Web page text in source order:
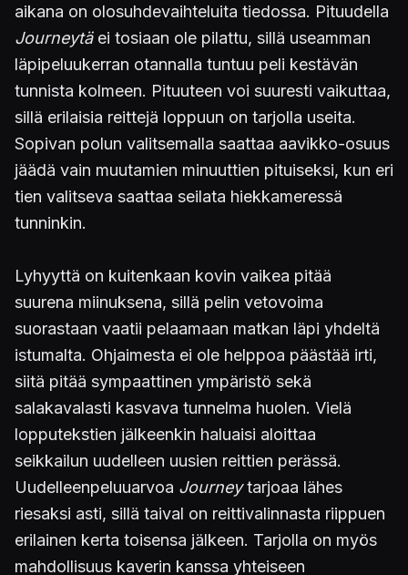
aikana on olosuhdevaihteluita tiedossa. Pituudella
Journeytäei tosiaan ole pilattu, sillä useamman
läpipeluukerran otannalla tuntuu peli kestävän
tunnista kolmeen. Pituuteen voi suuresti vaikuttaa,
sillä erilaisia reittejä loppuun on tarjolla useita.
Sopivan polun valitsemalla saattaa aavikko-osuus
jäädä vain muutamien minuuttien pituiseksi, kun eri
tien valitseva saattaa seilata hiekkameressä
tunninkin.
Lyhyyttä on kuitenkaan kovin vaikea pitää
suurena miinuksena, sillä pelin vetovoima
suorastaan vaatii pelaamaan matkan läpi yhdeltä
istumalta. Ohjaimesta ei ole helppoa päästää irti,
siitä pitää sympaattinen ympäristö sekä
salakavalasti kasvava tunnelma huolen. Vielä
lopputekstien jälkeenkin haluaisi aloittaa
seikkailun uudelleen uusien reittien perässä.
Uudelleenpeluuarvoa Journeytarjoaa lähes
riesaksi asti, sillä taival on reittivalinnasta riippuen
erilainen kerta toisensa jälkeen. Tarjolla on myös
mahdollisuus kaverin kanssa yhteiseen